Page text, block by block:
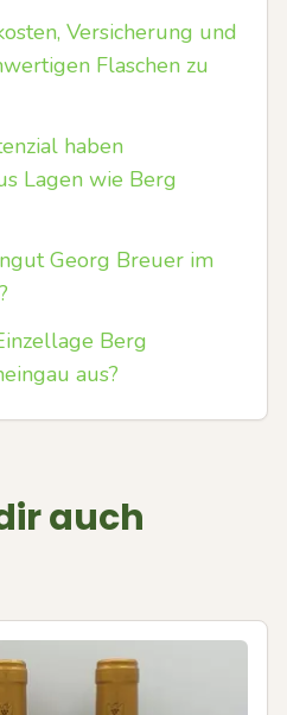
Versicherung und
Flaschen zu
haben
Lagen wie Berg
Georg Breuer im
Berg
aus?
auch